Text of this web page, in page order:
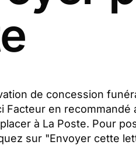
de concession
en recommandé
à La Poste. Pour
sur "Envoyer cette